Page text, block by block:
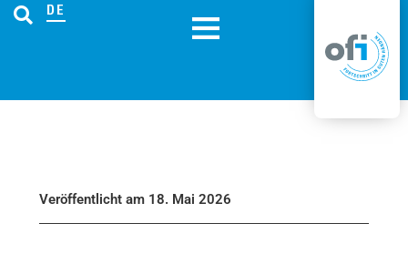
DE
Veröffentlicht am 18. Mai 2026